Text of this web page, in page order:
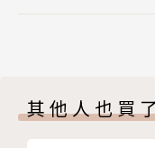
拓印用模板
其他人也買